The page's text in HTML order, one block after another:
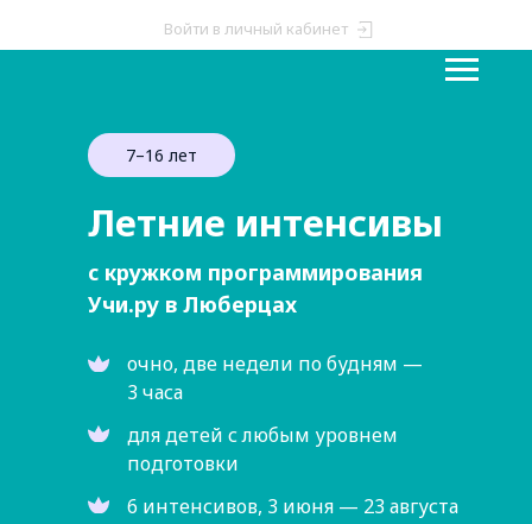
Войти в личный кабинет
Летние интенсивы
6 интенсивов, 3 июня — 23 августа
очно, две недели по будням —
3 часа
с кружком программирования
Учи.ру в Люберцах
для детей с любым уровнем
подготовки
7–16 лет